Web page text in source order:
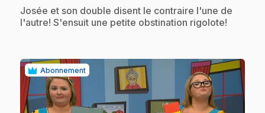
.Josée et son double disent le contraire l'une de
l'autre! S'ensuit une petite obstination rigolote!
Abonnement